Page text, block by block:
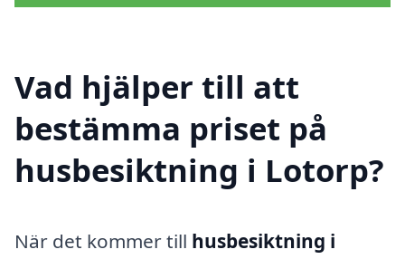
Vad hjälper till att
bestämma priset på
husbesiktning i Lotorp?
När det kommer till husbesiktning i